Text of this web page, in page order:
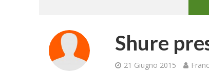
Shure
21 Giugno 2015